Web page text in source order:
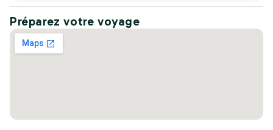
Préparez votre voyage